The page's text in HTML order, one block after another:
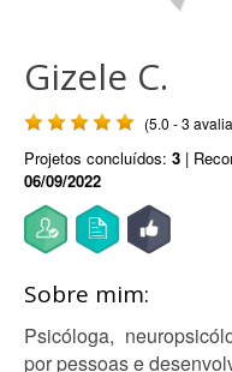
Gizele C.
(5.0 - 3
Projetos concluídos: 3 |
06/09/2022
Sobre mim:
Psicóloga,
por pessoas e